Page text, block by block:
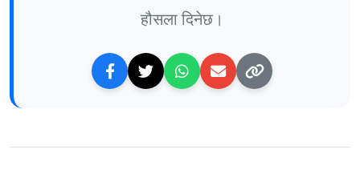
हौसला दिनेछ।